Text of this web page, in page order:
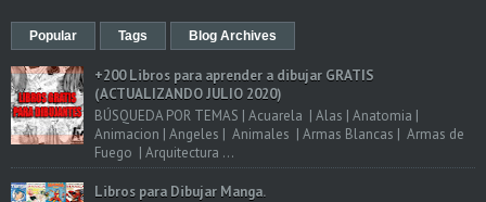
Popular Tags Blog Archives
+200 Libros para aprender a dibujar GRATIS
(ACTUALIZANDO JULIO 2020)
BÚSQUEDA POR TEMAS | Acuarela | Alas | Anatomia |
Animacion | Angeles | Animales | Armas Blancas | Armas de
Fuego | Arquitectura ...
Libros para Dibujar Manga.